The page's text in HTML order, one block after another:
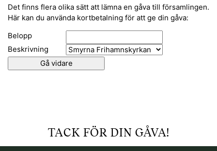
Det finns flera olika sätt att lämna en gåva till församlingen.
Här kan du använda kortbetalning för att ge din gåva:
Belopp
Beskrivning
TACK FÖR DIN GÅVA!